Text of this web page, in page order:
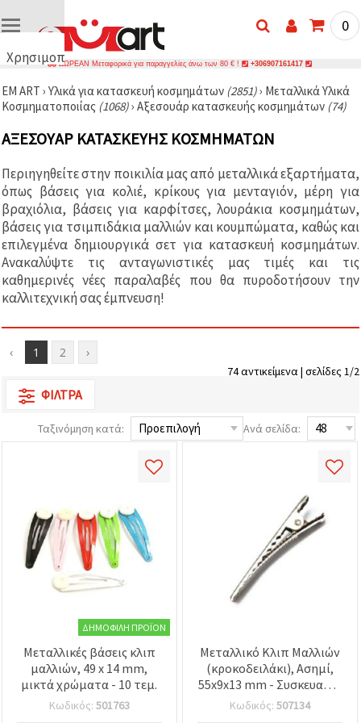
Χρησιμοποιούμε
🍪
Χρησιμοποιούμε
παρόμοιες
τεχνολογίες
διασφαλίσουμε
τη σωστή
λειτουργία
του
ιστότοπου,
βελτιώσουμε
την
εμπειρία
σας και, με
τη
σας, να
αναλύουμε
την
επισκεψιμότητα
προβάλλουμε
πιο σχετικό
διαφημίσεις,
συνεργατών
μας για
αναλύσεις
μάρκετινγκ.
χρησιμοποιήσετε
όλα τα
cookies
κάνοντας
κλικ στον
0
ΔΩΡΕΑΝ Μεταφορικά για παραγγελίες άνω των 80 € ! +306907161417
EM ART › Υλικά για κατασκευή κοσμημάτων (2851)› Μεταλλικά Υλικά
Κοσμηματοποιίας (1068)› Αξεσουάρ κατασκευής κοσμημάτων (74)
ΑΞΕΣΟΥΆΡ ΚΑΤΑΣΚΕΥΉΣ ΚΟΣΜΗΜΆΤΩΝ
Περιηγηθείτε στην ποικιλία μας από μεταλλικά εξαρτήματα,
όπως βάσεις για κολιέ, κρίκους για μενταγιόν, μέρη για
βραχιόλια, βάσεις για καρφίτσες, λουράκια κοσμημάτων,
βάσεις για τσιμπιδάκια μαλλιών και κουμπώματα, καθώς και
επιλεγμένα δημιουργικά σετ για κατασκευή κοσμημάτων.
Ανακαλύψτε τις ανταγωνιστικές μας τιμές και τις
καθημερινές νέες παραλαβές που θα πυροδοτήσουν την
καλλιτεχνική σας έμπνευση!
‹ 1 2 ›
74 αντικείμενα | σελίδες 1/2
ΦΊΛΤΡΑ
Ταξινόμηση κατά: Ανά σελίδα:
ΔΗΜΟΦΙΛΉ ΠΡΟΪΌΝ
Μεταλλικές βάσεις κλιπ
μαλλιών, 49 x 14 mm,
μικτά χρώματα - 10 τεμ.
Κωδικός: 501763
Μεταλλικό Κλιπ Μαλλιών
(κροκοδειλάκι), Ασημί,
55x9x13 mm - Συσκευασία
10 τεμ.
Κωδικός: 507134